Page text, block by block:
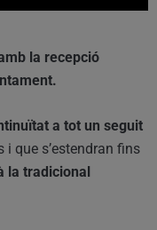
la recepció
a tot un seguit
i que s’estendran fins
la tradicional